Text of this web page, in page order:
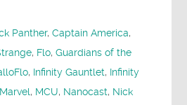
Panther,Captain America,
, Flo,Guardians of the
, Infinity Gauntlet, Infinity
Marvel, MCU, Nanocast, Nick